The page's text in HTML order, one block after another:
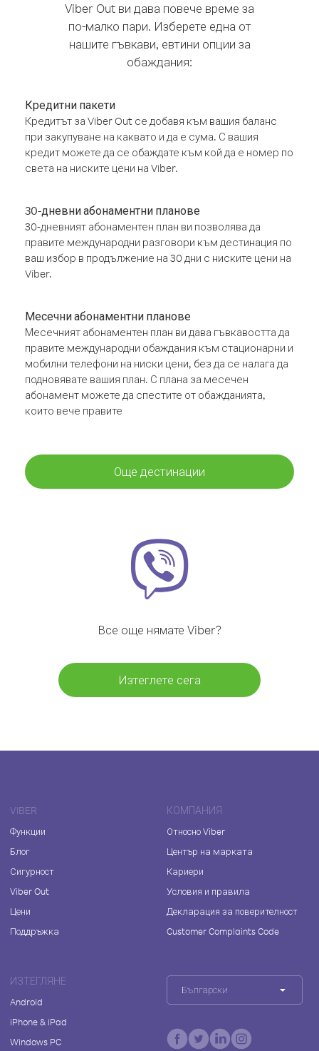
Viber Out ви дава повече време за
по-малко пари. Изберете една от
нашите гъвкави, евтини опции за
обаждания:
Кредитни пакети
Кредитът за Viber Out се добавя към вашия баланс
при закупуване на каквато и да е сума. С вашия
кредит можете да се обаждате към кой да е номер по
света на ниските цени на Viber.
30-дневни абонаментни планове
30-дневният абонаментен план ви позволява да
правите международни разговори към дестинация по
ваш избор в продължение на 30 дни с ниските цени на
Viber.
Месечни абонаментни планове
Месечният абонаментен план ви дава гъвкавостта да
правите международни обаждания към стационарни и
мобилни телефони на ниски цени, без да се налага да
подновявате вашия план. С плана за месечен
абонамент можете да спестите от обажданията,
които вече правите
Още дестинации
Все още нямате Viber?
Изтеглете сега
VIBER
Функции
Блог
Сигурност
Viber Out
Цени
Поддръжка
КОМПАНИЯ
Относно Viber
Център на марката
Кариери
Условия и правила
Декларация за поверителност
Customer Complaints Code
ИЗТЕГЛЯНЕ
Android
iPhone & iPad
Windows PC
Български